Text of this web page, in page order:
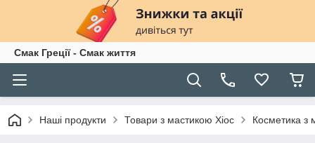
Смак Греції - Смак життя
Наші продукти Товари з мастикою Хіос Косметика з